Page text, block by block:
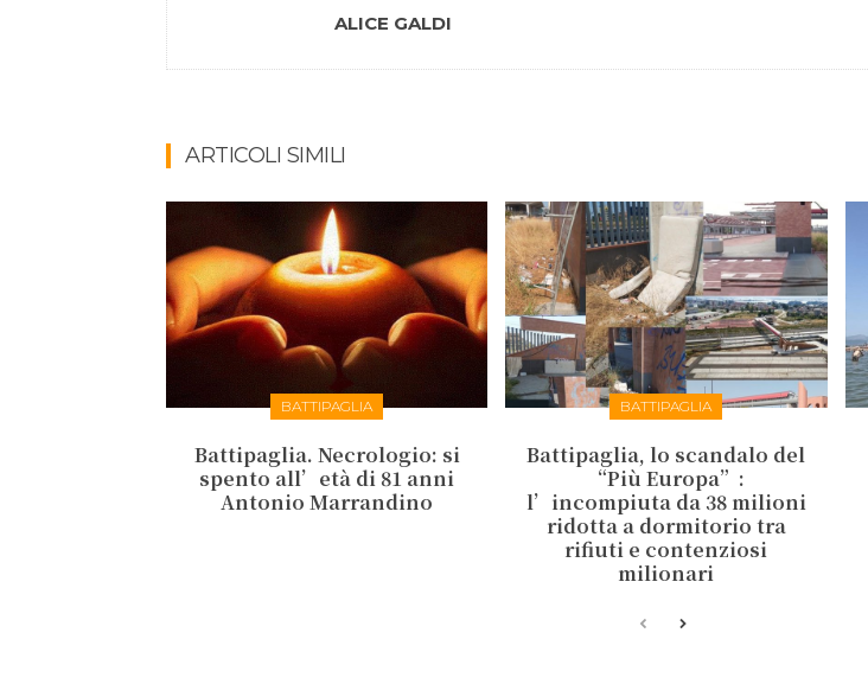
ALICE GALDI
ARTICOLI SIMILI
BATTIPAGLIA
Battipaglia. Necrologio: si
spento all’età di 81 anni
Antonio Marrandino
BATTIPAGLIA
Battipaglia, lo scandalo del
“Più Europa”:
l’incompiuta da 38 milioni
ridotta a dormitorio tra
rifiuti e contenziosi
milionari